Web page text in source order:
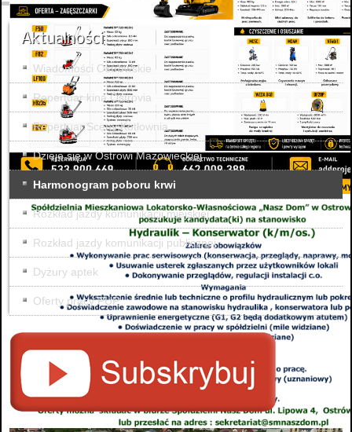
Aktualności
Wiadomości Ostrowskie
Repertuar kina Ostrovia
Repertuar Sceny Kotłownia
Dzieje się w Ostrowi Mazowieckiej
Harmonogram poboru krwi
Rozkład jazdy komunikacji miejskiej
Rozkład jazdy komunikacji publicznej
Dyżury aptek
Oferty pracy PUP